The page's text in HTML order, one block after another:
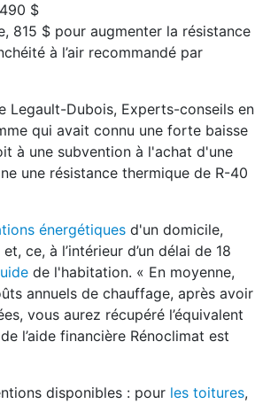
$
815 $ pour augmenter la résistance
à l’air recommandé par
Legault-Dubois, Experts-conseils en
qui avait connu une forte baisse
à une subvention à l'achat d'une
une résistance thermique de R-40
énergétiques d'un domicile,
ce, à l’intérieur d’un délai de 18
de l'habitation. « En moyenne,
annuels de chauffage, après avoir
vous aurez récupéré l’équivalent
l’aide financière Rénoclimat est
disponibles : pour les toitures,